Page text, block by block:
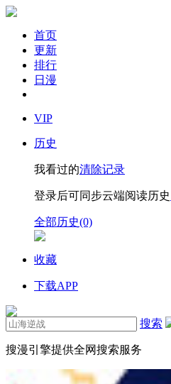
首页
更新
排行
日漫
VIP
历史
我看过的清除记录
登录后可同步云端阅读历史
全部历史(0)
收藏
下载APP
搜索
搜漫引擎提供全网搜索服务